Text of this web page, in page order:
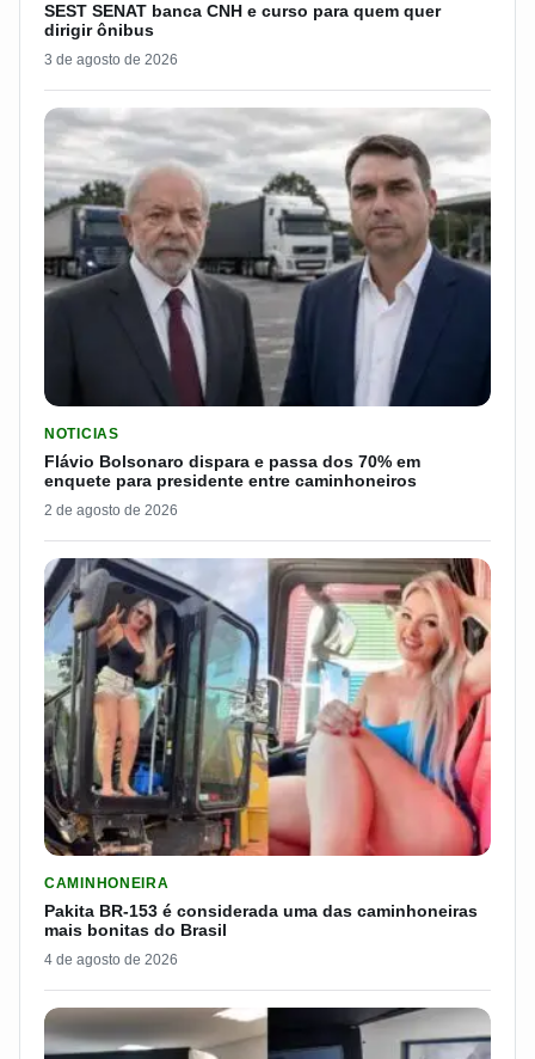
SEST SENAT banca CNH e curso para quem quer
dirigir ônibus
3 de agosto de 2026
NOTICIAS
Flávio Bolsonaro dispara e passa dos 70% em
enquete para presidente entre caminhoneiros
2 de agosto de 2026
CAMINHONEIRA
Pakita BR-153 é considerada uma das caminhoneiras
mais bonitas do Brasil
4 de agosto de 2026